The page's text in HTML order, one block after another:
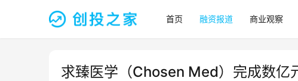
首页 融资报道 商业观察
求臻医学（Chosen Med）完成数亿